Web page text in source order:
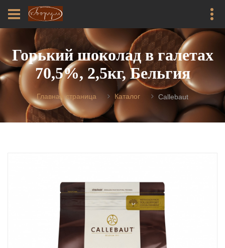
Горький шоколад в галетах
70,5%, 2,5кг, Бельгия
Главная страница Каталог Callebaut